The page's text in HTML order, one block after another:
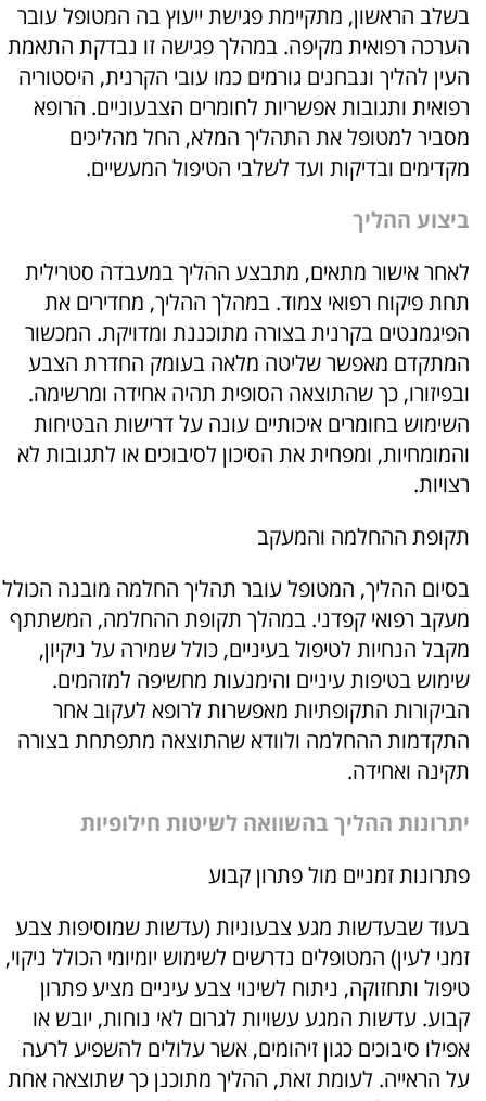
בשלב הראשון, מתקיימת פגישת ייעוץ בה המטופל עובר
הערכה רפואית מקיפה. במהלך פגישה זו נבדקת התאמת
העין להליך ונבחנים גורמים כמו עובי הקרנית, היסטוריה
רפואית ותגובות אפשריות לחומרים הצבעוניים. הרופא
מסביר למטופל את התהליך המלא, החל מהליכים
מקדימים ובדיקות ועד לשלבי הטיפול המעשיים.
ביצוע ההליך
לאחר אישור מתאים, מתבצע ההליך במעבדה סטרילית
תחת פיקוח רפואי צמוד. במהלך ההליך, מחדירים את
הפיגמנטים בקרנית בצורה מתוכננת ומדויקת. המכשור
המתקדם מאפשר שליטה מלאה בעומק החדרת הצבע
ובפיזורו, כך שהתוצאה הסופית תהיה אחידה ומרשימה.
השימוש בחומרים איכותיים עונה על דרישות הבטיחות
והמומחיות, ומפחית את הסיכון לסיבוכים או לתגובות לא
רצויות.
תקופת ההחלמה והמעקב
בסיום ההליך, המטופל עובר תהליך החלמה מובנה הכולל
מעקב רפואי קפדני. במהלך תקופת ההחלמה, המשתתף
מקבל הנחיות לטיפול בעיניים, כולל שמירה על ניקיון,
שימוש בטיפות עיניים והימנעות מחשיפה למזהמים.
הביקורות התקופתיות מאפשרות לרופא לעקוב אחר
התקדמות ההחלמה ולוודא שהתוצאה מתפתחת בצורה
תקינה ואחידה.
יתרונות ההליך בהשוואה לשיטות חילופיות
פתרונות זמניים מול פתרון קבוע
בעוד שבעדשות מגע צבעוניות (עדשות שמוסיפות צבע
זמני לעין) המטופלים נדרשים לשימוש יומיומי הכולל ניקוי,
טיפול ותחזוקה, ניתוח לשינוי צבע עיניים מציע פתרון
קבוע. עדשות המגע עשויות לגרום לאי נוחות, יובש או
אפילו סיבוכים כגון זיהומים, אשר עלולים להשפיע לרעה
על הראייה. לעומת זאת, ההליך מתוכנן כך שתוצאה אחת